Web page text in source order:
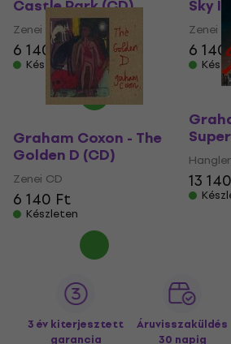
Castle Park (CD)
Zenei CD
6 140 Ft
Készleten
Sky
Zenei CD
6
Graham Coxon - The
Golden D (CD)
Zenei CD
6 140 Ft
Készleten
13
3 év kiterjesztett
garancia
Áruvisszaküldés
30 napig